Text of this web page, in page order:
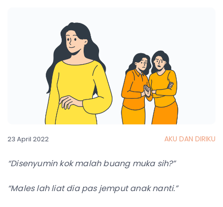
23 April 2022 AKU DAN DIRIKU
“Disenyumin kok malah buang muka sih?”
“Males lah liat dia pas jemput anak nanti.”